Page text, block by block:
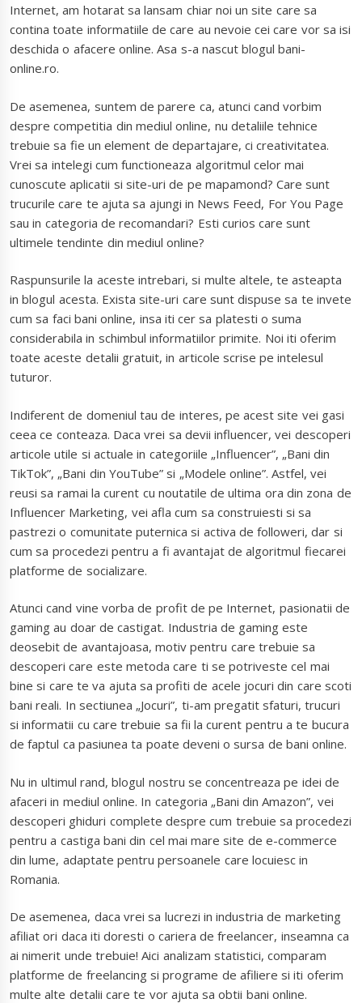
Internet, am hotarat sa lansam chiar noi un site care sa
contina toate informatiile de care au nevoie cei care vor sa isi
deschida o afacere online. Asa s-a nascut blogul bani-
online.ro.
De asemenea, suntem de parere ca, atunci cand vorbim
despre competitia din mediul online, nu detaliile tehnice
trebuie sa fie un element de departajare, ci creativitatea.
Vrei sa intelegi cum functioneaza algoritmul celor mai
cunoscute aplicatii si site-uri de pe mapamond? Care sunt
trucurile care te ajuta sa ajungi in News Feed, For You Page
sau in categoria de recomandari? Esti curios care sunt
ultimele tendinte din mediul online?
Raspunsurile la aceste intrebari, si multe altele, te asteapta
in blogul acesta. Exista site-uri care sunt dispuse sa te invete
cum sa faci bani online, insa iti cer sa platesti o suma
considerabila in schimbul informatiilor primite. Noi iti oferim
toate aceste detalii gratuit, in articole scrise pe intelesul
tuturor.
Indiferent de domeniul tau de interes, pe acest site vei gasi
ceea ce conteaza. Daca vrei sa devii influencer, vei descoperi
articole utile si actuale in categoriile „Influencer”, „Bani din
TikTok”, „Bani din YouTube” si „Modele online”. Astfel, vei
reusi sa ramai la curent cu noutatile de ultima ora din zona de
Influencer Marketing, vei afla cum sa construiesti si sa
pastrezi o comunitate puternica si activa de followeri, dar si
cum sa procedezi pentru a fi avantajat de algoritmul fiecarei
platforme de socializare.
Atunci cand vine vorba de profit de pe Internet, pasionatii de
gaming au doar de castigat. Industria de gaming este
deosebit de avantajoasa, motiv pentru care trebuie sa
descoperi care este metoda care ti se potriveste cel mai
bine si care te va ajuta sa profiti de acele jocuri din care scoti
bani reali. In sectiunea „Jocuri”, ti-am pregatit sfaturi, trucuri
si informatii cu care trebuie sa fii la curent pentru a te bucura
de faptul ca pasiunea ta poate deveni o sursa de bani online.
Nu in ultimul rand, blogul nostru se concentreaza pe idei de
afaceri in mediul online. In categoria „Bani din Amazon”, vei
descoperi ghiduri complete despre cum trebuie sa procedezi
pentru a castiga bani din cel mai mare site de e-commerce
din lume, adaptate pentru persoanele care locuiesc in
Romania.
De asemenea, daca vrei sa lucrezi in industria de marketing
afiliat ori daca iti doresti o cariera de freelancer, inseamna ca
ai nimerit unde trebuie! Aici analizam statistici, comparam
platforme de freelancing si programe de afiliere si iti oferim
multe alte detalii care te vor ajuta sa obtii bani online.